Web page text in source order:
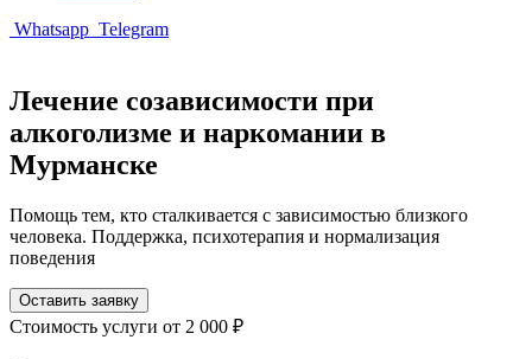
Whatsapp Telegram
Лечение созависимости при
алкоголизме и наркомании в
Мурманске
Помощь тем, кто сталкивается с зависимостью близкого
человека. Поддержка, психотерапия и нормализация
поведения
Оставить заявку
Стоимость услуги от 2 000 ₽